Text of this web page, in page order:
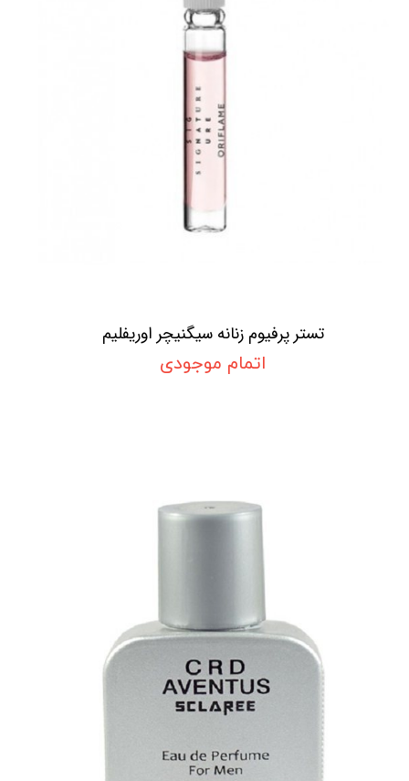
تستر پرفیوم زنانه سیگنیچر اوریفلیم
اتمام موجودی